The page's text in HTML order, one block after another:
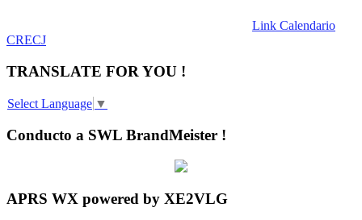
Link Calendario
CRECJ
TRANSLATE FOR YOU !
Select Language ▼
Conducto a SWL BrandMeister !
APRS WX powered by XE2VLG